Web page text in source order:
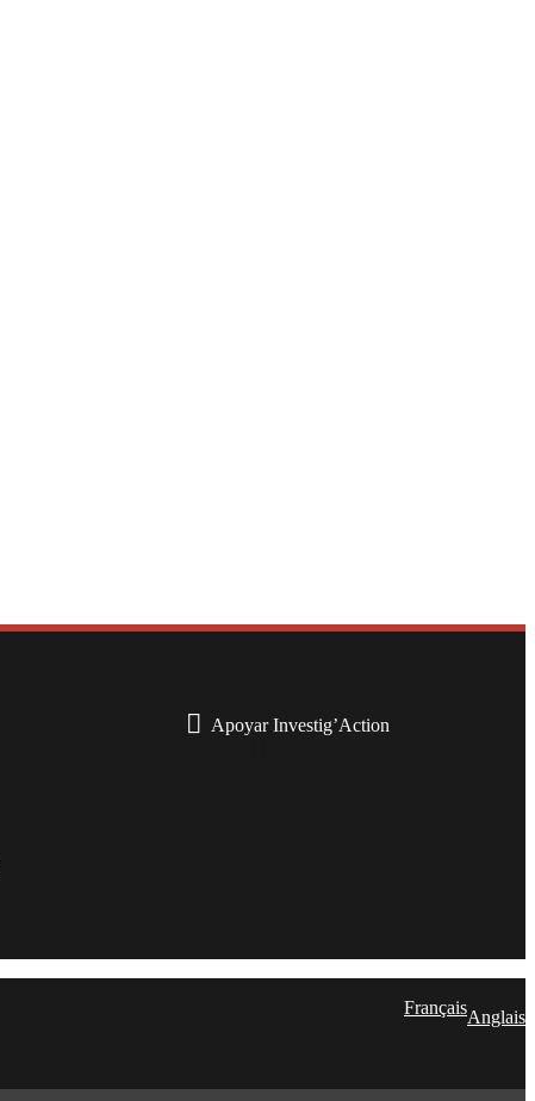
Apoyar Investig’Action
FrançaisAnglais